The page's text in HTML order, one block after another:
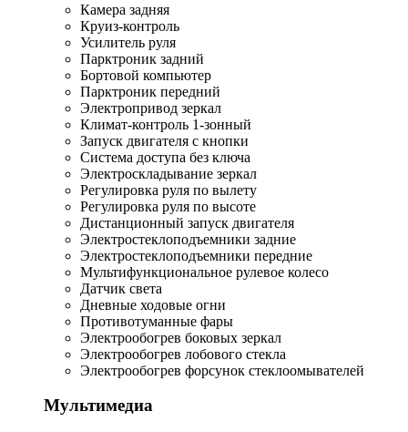
Камера задняя
Круиз-контроль
Усилитель руля
Парктроник задний
Бортовой компьютер
Парктроник передний
Электропривод зеркал
Климат-контроль 1-зонный
Запуск двигателя с кнопки
Система доступа без ключа
Электроскладывание зеркал
Регулировка руля по вылету
Регулировка руля по высоте
Дистанционный запуск двигателя
Электростеклоподъемники задние
Электростеклоподъемники передние
Мультифункциональное рулевое колесо
Датчик света
Дневные ходовые огни
Противотуманные фары
Электрообогрев боковых зеркал
Электрообогрев лобового стекла
Электрообогрев форсунок стеклоомывателей
Мультимедиа